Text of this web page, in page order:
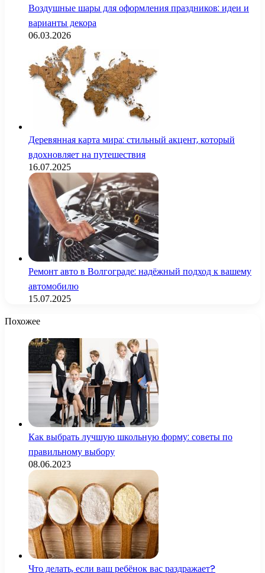
Воздушные шары для оформления праздников: идеи и
варианты декора
06.03.2026
Деревянная карта мира: стильный акцент, который
вдохновляет на путешествия
16.07.2025
Ремонт авто в Волгограде: надёжный подход к вашему
автомобилю
15.07.2025
Похожее
Как выбрать лучшую школьную форму: советы по
правильному выбору
08.06.2023
Что делать, если ваш ребёнок вас раздражает?